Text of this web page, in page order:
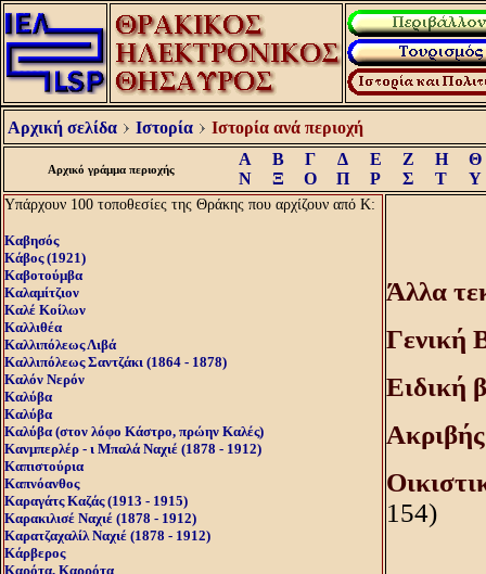
Αρχική σελίδα Ιστορία Ιστορία ανά περιοχή
Αρχικό γράμμα περιοχής
Α Β Γ Δ Ε Ζ Η
Θ
Ν
Ξ Ο Π Ρ Σ Τ Υ
Υπάρχουν 100 τοποθεσίες της Θράκης που αρχίζουν από Κ:
Καβησός
Κάβος (1921)
Καβοτούμβα
Καλαμίτζιον
Καλέ Κοίλων
Καλλιθέα
Καλλιπόλεως Λιβά
Καλλιπόλεως Σαντζάκι (1864 - 1878)
Καλόν Nερόν
Καλύβα
Καλύβα
Καλύβα (στον λόφο Κάστρο, πρώην Καλές)
Κανμπερλέρ - ι Μπαλά Ναχιέ (1878 - 1912)
Καπιστούρια
Καπνόανθος
Καραγάτς Καζάς (1913 - 1915)
Καρακιλισέ Ναχιέ (1878 - 1912)
Καρατζαχαλίλ Ναχιέ (1878 - 1912)
Κάρβερος
Καρότα, Καρρότα
Άλλα
Γενική
Eιδική
154)